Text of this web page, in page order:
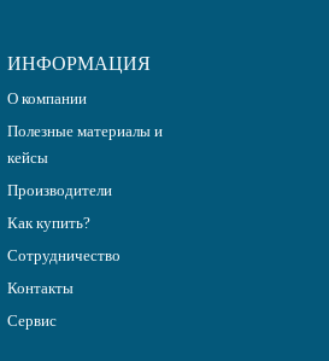
ИНФОРМАЦИЯ
О компании
Полезные материалы и
кейсы
Производители
Как купить?
Сотрудничество
Контакты
Сервис